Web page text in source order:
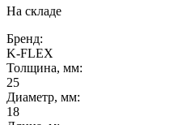
На складе
Бренд:
K-FLEX
Толщина, мм:
25
Диаметр, мм:
18